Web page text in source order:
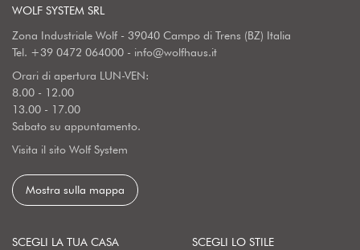
WOLF SYSTEM SRL
Zona Industriale Wolf - 39040 Campo di Trens (BZ) Italia
Tel. +39 0472 064000 - info@wolfhaus.it
Orari di apertura LUN-VEN:
8.00 - 12.00
13.00 - 17.00
Sabato su appuntamento.
Visita il sito Wolf System
Mostra sulla mappa
SCEGLI LA TUA CASA SCEGLI LO STILE